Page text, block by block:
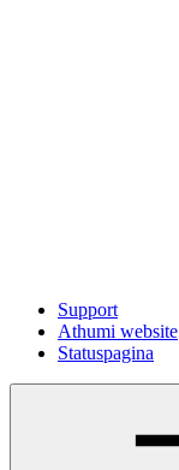
Support
Athumi website
Statuspagina